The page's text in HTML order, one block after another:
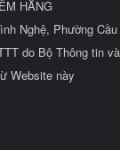
HẰNG
Nghệ, Phường
do Bộ Thông tin
Website này